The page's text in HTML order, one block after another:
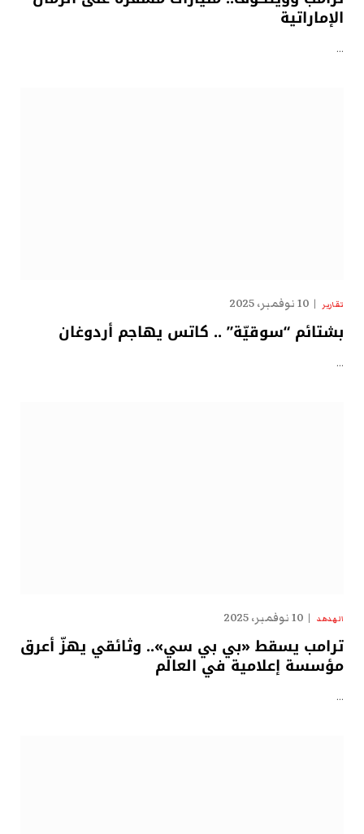
الإماراتية
…
تقارير 10 نوفمبر، 2025
بشتائم “سوقيّة” .. كاتس يهاجم أردوغان
…
الهدهد 10 نوفمبر، 2025
ترامب يسقط «بي بي سي».. وثائقي يهزّ أعرق
مؤسسة إعلامية في العالم
…